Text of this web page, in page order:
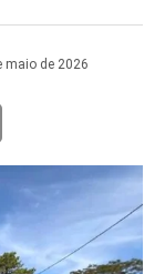
maio de 2026